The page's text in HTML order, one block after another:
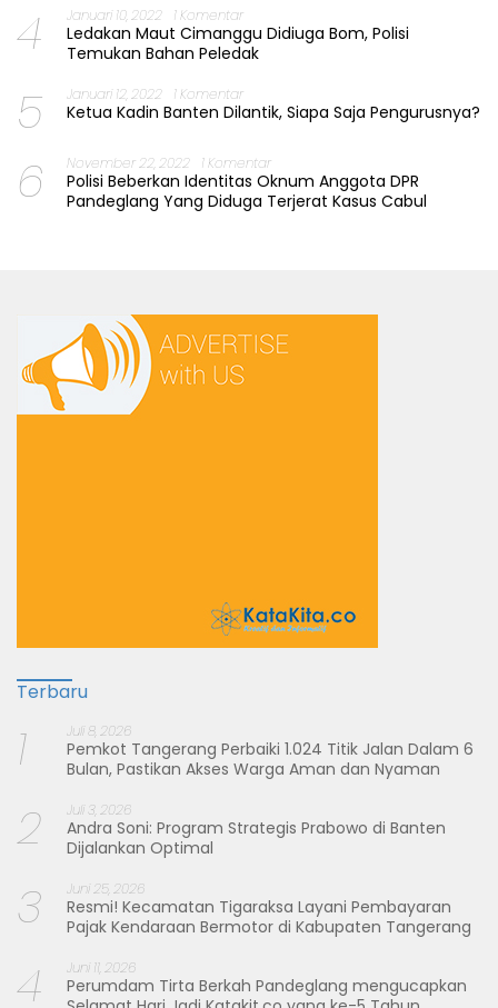
4 Januari 10, 2022 1 Komentar
Ledakan Maut Cimanggu Didiuga Bom, Polisi
Temukan Bahan Peledak
5 Januari 12, 2022 1 Komentar
Ketua Kadin Banten Dilantik, Siapa Saja Pengurusnya?
6 November 22, 2022 1 Komentar
Polisi Beberkan Identitas Oknum Anggota DPR
Pandeglang Yang Diduga Terjerat Kasus Cabul
Terbaru
1 Juli 8, 2026
Pemkot Tangerang Perbaiki 1.024 Titik Jalan Dalam 6
Bulan, Pastikan Akses Warga Aman dan Nyaman
2 Juli 3, 2026
Andra Soni: Program Strategis Prabowo di Banten
Dijalankan Optimal
3 Juni 25, 2026
Resmi! Kecamatan Tigaraksa Layani Pembayaran
Pajak Kendaraan Bermotor di Kabupaten Tangerang
4 Juni 11, 2026
Perumdam Tirta Berkah Pandeglang mengucapkan